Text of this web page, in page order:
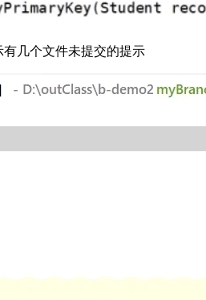
几个文件未提交的提示